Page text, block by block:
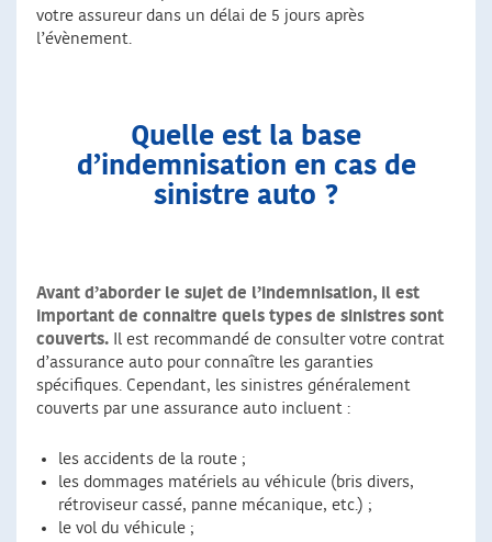
votre assureur dans un délai de 5 jours après
l’évènement.
Quelle est la base
d’indemnisation en cas de
sinistre auto ?
Avant d’aborder le sujet de l’indemnisation, il est
important de connaitre quels types de sinistres sont
couverts. Il est recommandé de consulter votre contrat
d’assurance auto pour connaître les garanties
spécifiques. Cependant, les sinistres généralement
couverts par une assurance auto incluent :
les accidents de la route ;
les dommages matériels au véhicule (bris divers,
rétroviseur cassé, panne mécanique, etc.) ;
le vol du véhicule ;